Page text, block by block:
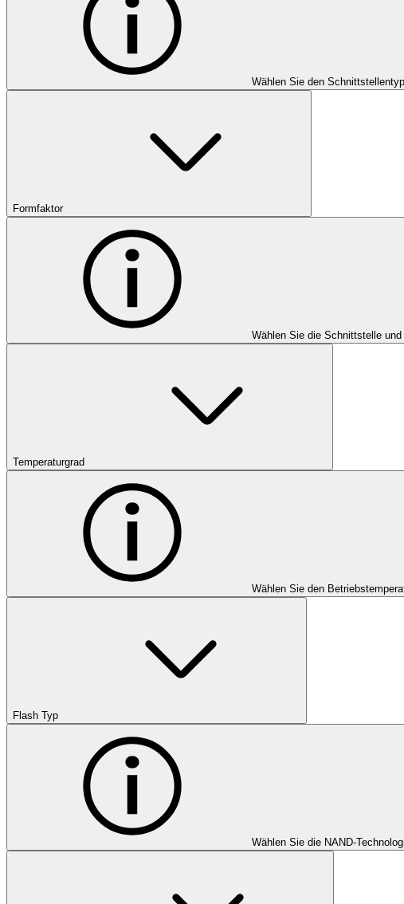
Wählen Sie den
Formfaktor
Wählen Sie die Schnittstelle
Temperaturgrad
Wählen Sie den
Flash Typ
Wählen Sie die NAND-